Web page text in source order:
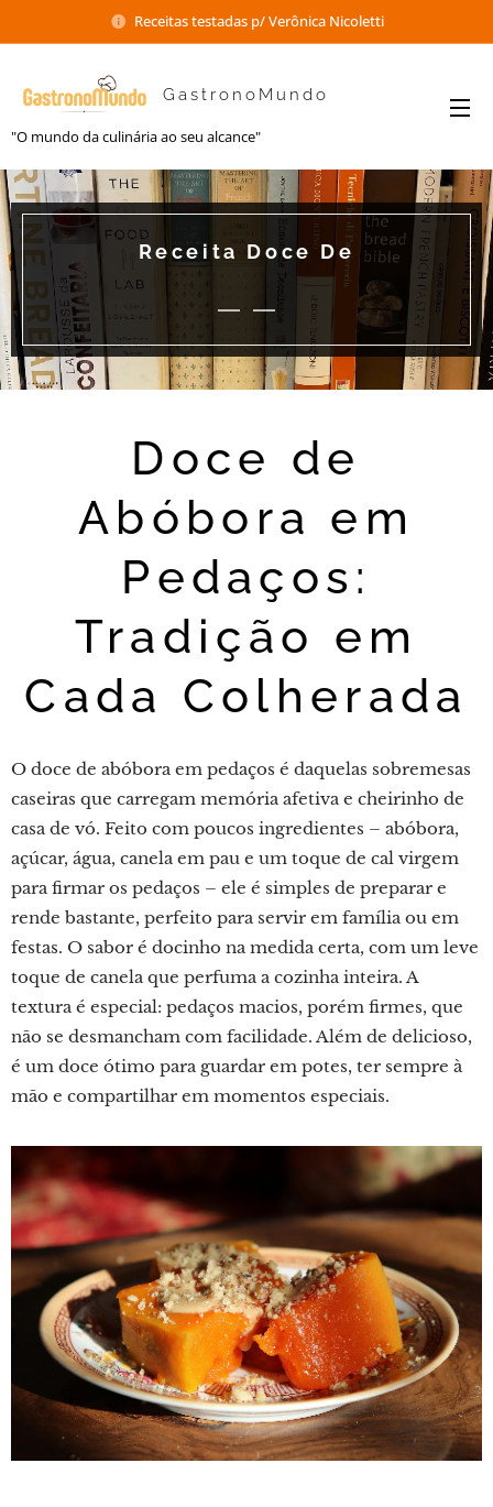
Receitas testadas p/ Verônica Nicoletti
GastronoMundo
"O mundo da culinária ao seu alcance"
Receita Doce De
Doce de
Abóbora em
Pedaços:
Tradição em
Cada Colherada
O doce de abóbora em pedaços é daquelas sobremesas
caseiras que carregam memória afetiva e cheirinho de
casa de vó. Feito com poucos ingredientes – abóbora,
açúcar, água, canela em pau e um toque de cal virgem
para firmar os pedaços – ele é simples de preparar e
rende bastante, perfeito para servir em família ou em
festas. O sabor é docinho na medida certa, com um leve
toque de canela que perfuma a cozinha inteira. A
textura é especial: pedaços macios, porém firmes, que
não se desmancham com facilidade. Além de delicioso,
é um doce ótimo para guardar em potes, ter sempre à
mão e compartilhar em momentos especiais.